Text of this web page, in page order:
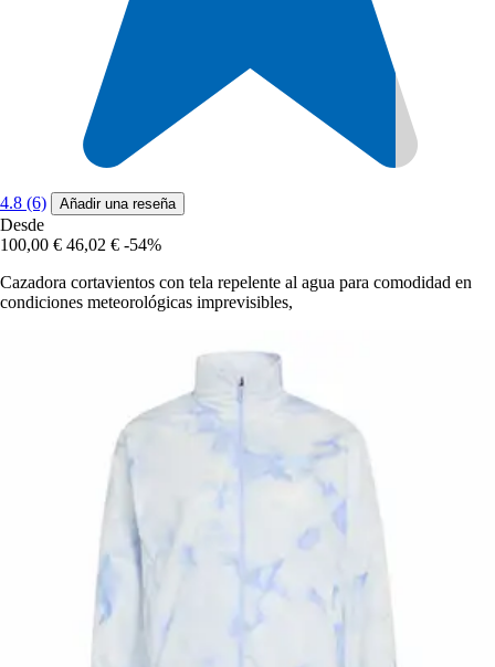
4.8 (6) Añadir una reseña
Desde
100,00 € 46,02 € -54%
Cazadora cortavientos con tela repelente al agua para comodidad en
condiciones meteorológicas imprevisibles,